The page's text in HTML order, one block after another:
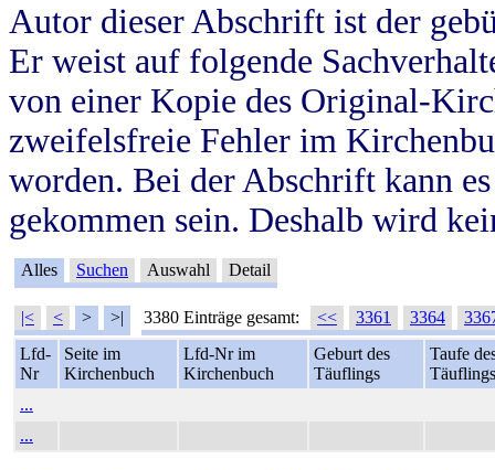
Autor dieser Abschrift ist der
Er weist auf folgende
von einer Kopie des Original-
zweifelsfreie Fehler im
worden. Bei der Abschrift kann
gekommen sein. Deshalb wird
Alles Suchen Auswahl Detail
|< < > >| 3380 Einträge gesamt: << 3361 3364
Lfd-
Nr
Seite im
Kirchenbuch
Lfd-Nr im
Kirchenbuch
Geburt des
Täuflings
Taufe
Täuflings
...
...